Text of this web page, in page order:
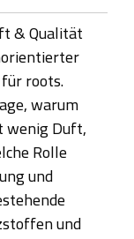
& Qualität
roots.
warum
wenig Duft,
Rolle
und
und